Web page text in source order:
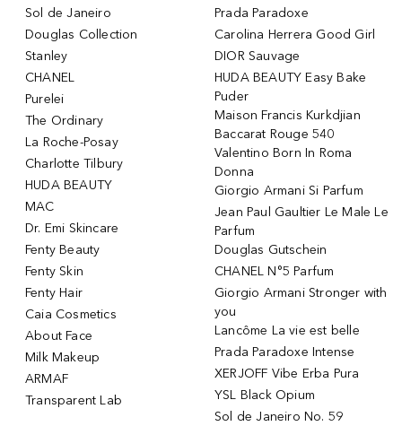
Sol de Janeiro
Douglas Collection
Stanley
CHANEL
Purelei
The Ordinary
La Roche-Posay
Charlotte Tilbury
HUDA BEAUTY
MAC
Dr. Emi Skincare
Fenty Beauty
Fenty Skin
Fenty Hair
Caia Cosmetics
About Face
Milk Makeup
ARMAF
Transparent Lab
Prada Paradoxe
Carolina Herrera Good Girl
DIOR Sauvage
HUDA BEAUTY Easy Bake
Puder
Maison Francis Kurkdjian
Baccarat Rouge 540
Valentino Born In Roma
Donna
Giorgio Armani Si Parfum
Jean Paul Gaultier Le Male Le
Parfum
Douglas Gutschein
CHANEL N°5 Parfum
Giorgio Armani Stronger with
you
Lancôme La vie est belle
Prada Paradoxe Intense
XERJOFF Vibe Erba Pura
YSL Black Opium
Sol de Janeiro No. 59